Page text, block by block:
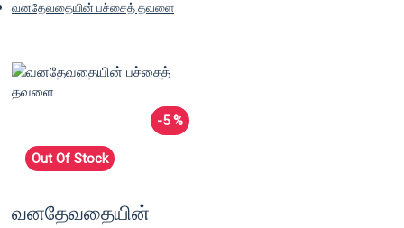
வனதேவதையின் பச்சைத் தவளை
-5 %
Out Of Stock
வனதேவதையின்